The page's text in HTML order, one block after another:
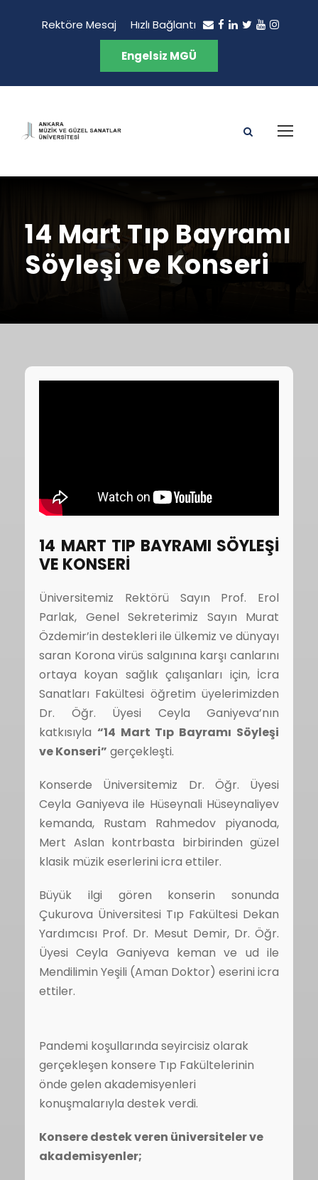
Rektöre Mesaj Hızlı Bağlantı
Engelsiz MGÜ
14 Mart Tıp Bayramı
Söyleşi ve Konseri
14 MART TIP BAYRAMI SÖYLEŞİ
VE KONSERİ
Üniversitemiz Rektörü Sayın Prof. Erol
Parlak, Genel Sekreterimiz Sayın Murat
Özdemir’in destekleri ile ülkemiz ve dünyayı
saran Korona virüs salgınına karşı canlarını
ortaya koyan sağlık çalışanları için, İcra
Sanatları Fakültesi öğretim üyelerimizden
Dr. Öğr. Üyesi Ceyla Ganiyeva’nın
katkısıyla “14 Mart Tıp Bayramı Söyleşi
ve Konseri” gerçekleşti.
Konserde Üniversitemiz Dr. Öğr. Üyesi
Ceyla Ganiyeva ile Hüseynali Hüseynaliyev
kemanda, Rustam Rahmedov piyanoda,
Mert Aslan kontrbasta birbirinden güzel
klasik müzik eserlerini icra ettiler.
Büyük ilgi gören konserin sonunda
Çukurova Üniversitesi Tıp Fakültesi Dekan
Yardımcısı Prof. Dr. Mesut Demir, Dr. Öğr.
Üyesi Ceyla Ganiyeva keman ve ud ile
Mendilimin Yeşili (Aman Doktor) eserini icra
ettiler.
Pandemi koşullarında seyircisiz olarak
gerçekleşen konsere Tıp Fakültelerinin
önde gelen akademisyenleri
konuşmalarıyla destek verdi.
Konsere destek veren üniversiteler ve
akademisyenler;